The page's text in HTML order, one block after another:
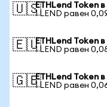
🇺🇸ETHLend Token
1 LEND равен
🇪🇺ETHLend Token
1 LEND равен
🇬🇧ETHLend Token
1 LEND равен